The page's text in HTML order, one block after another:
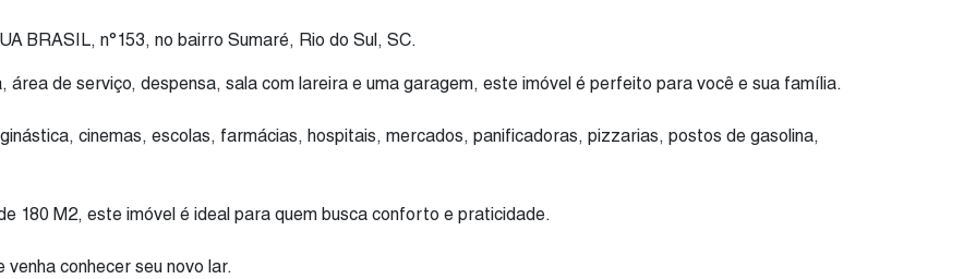
BRASIL, n°153, no bairro Sumaré, Rio do Sul, SC.
de serviço, despensa, sala com lareira e uma garagem, este imóvel é perfeito para você e sua família.
cinemas, escolas, farmácias, hospitais, mercados, panificadoras, pizzarias, postos de gasolina,
180 M2, este imóvel é ideal para quem busca conforto e praticidade.
conhecer seu novo lar.